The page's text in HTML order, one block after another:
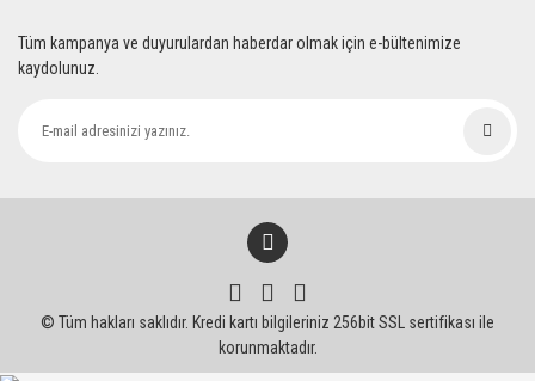
Tüm kampanya ve duyurulardan haberdar olmak için e-bültenimize
kaydolunuz.
© Tüm hakları saklıdır. Kredi kartı bilgileriniz 256bit SSL sertifikası ile
korunmaktadır.